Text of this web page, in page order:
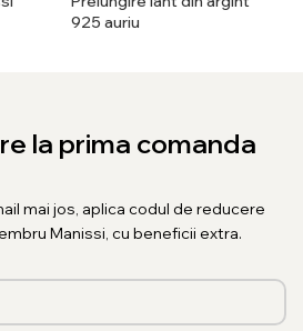
925 auriu
la prima comanda
mai jos, aplica codul de reducere
Manissi, cu beneficii extra.